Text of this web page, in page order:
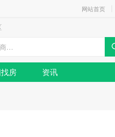
网站首页
房 资讯